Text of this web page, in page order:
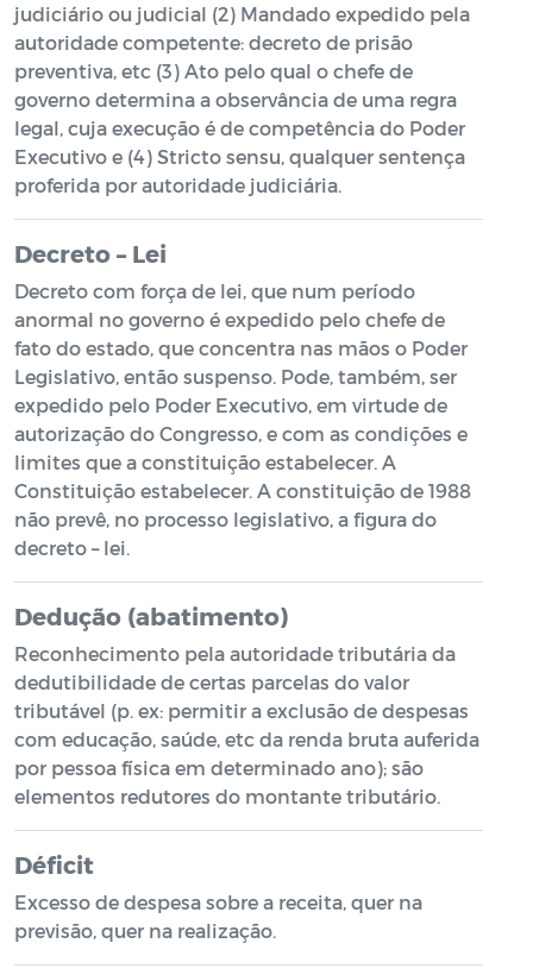
judiciário ou judicial (2) Mandado expedido pela
autoridade competente: decreto de prisão
preventiva, etc (3) Ato pelo qual o chefe de
governo determina a observância de uma regra
legal, cuja execução é de competência do Poder
Executivo e (4) Stricto sensu, qualquer sentença
proferida por autoridade judiciária.
Decreto – Lei
Decreto com força de lei, que num período
anormal no governo é expedido pelo chefe de
fato do estado, que concentra nas mãos o Poder
Legislativo, então suspenso. Pode, também, ser
expedido pelo Poder Executivo, em virtude de
autorização do Congresso, e com as condições e
limites que a constituição estabelecer. A
Constituição estabelecer. A constituição de 1988
não prevê, no processo legislativo, a figura do
decreto – lei.
Dedução (abatimento)
Reconhecimento pela autoridade tributária da
dedutibilidade de certas parcelas do valor
tributável (p. ex: permitir a exclusão de despesas
com educação, saúde, etc da renda bruta auferida
por pessoa física em determinado ano); são
elementos redutores do montante tributário.
Déficit
Excesso de despesa sobre a receita, quer na
previsão, quer na realização.